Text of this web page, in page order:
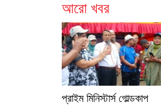
আরো খবর
প্রাইম মিনিস্টার্স গোল্ডকাপ